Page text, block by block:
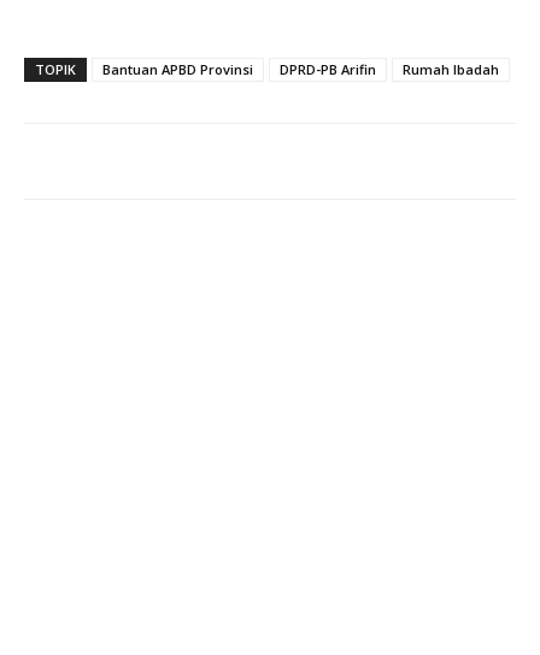
TOPIK Bantuan APBD Provinsi DPRD-PB Arifin Rumah Ibadah